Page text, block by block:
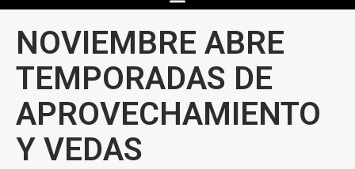
NOVIEMBRE ABRE
TEMPORADAS DE
APROVECHAMIENTO
Y VEDAS